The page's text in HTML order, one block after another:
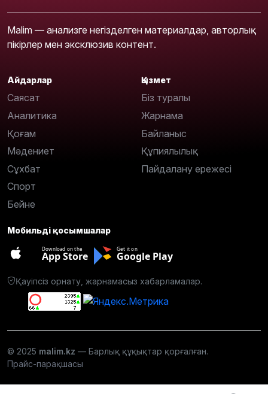
Malim — анализге негізделген материалдар, авторлық
пікірлер мен эксклюзив контент.
Айдарлар
Саясат
Аналитика
Қоғам
Мәдениет
Сұхбат
Спорт
Бейне
Қызмет
Біз туралы
Жарнама
Байланыс
Құпиялылық
Пайдалану ережесі
Мобильді қосымшалар
Download on the
App Store
Get it on
Google Play
Қауіпсіз орнату, жарнамасыз хабарламалар.
© 2025 malim.kz — Барлық құқықтар қорғалған.
Прайс-парақшасы